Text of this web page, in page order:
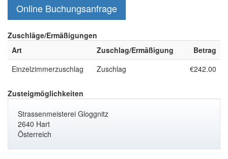
Online Buchungsanfrage
Zuschläge/Ermäßigungen
Art
Zuschlag/Ermäßigung
Betrag
Einzelzimmerzuschlag
Zuschlag €242.00
Zusteigmöglichkeiten
Strassenmeisterei Gloggnitz
2640 Hart
Österreich